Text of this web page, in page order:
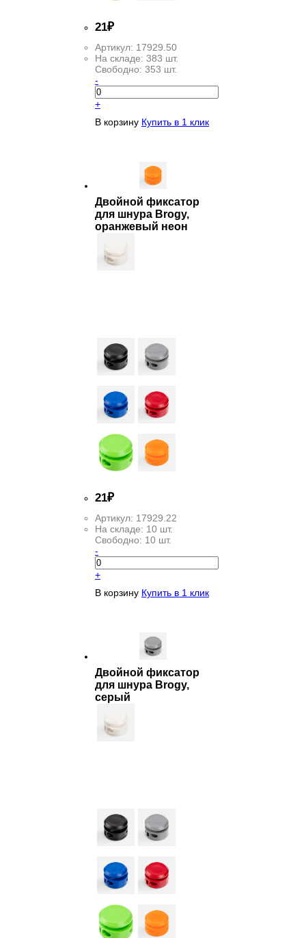
21₽
Артикул: 17929.50
На складе: 383 шт.
Свободно: 353 шт.
-
+
В корзину Купить в 1 клик
Двойной фиксатор
для шнура Brogy,
оранжевый неон
21₽
Артикул: 17929.22
На складе: 10 шт.
Свободно: 10 шт.
-
+
В корзину Купить в 1 клик
Двойной фиксатор
для шнура Brogy,
серый